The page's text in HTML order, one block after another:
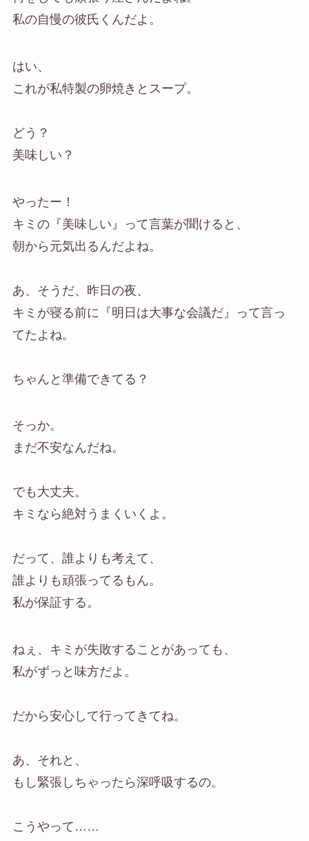
私の自慢の彼氏くんだよ。
はい、
これが私特製の卵焼きとスープ。
どう？
美味しい？
やったー！
キミの『美味しい』って言葉が聞けると、
朝から元気出るんだよね。
あ、そうだ、昨日の夜、
キミが寝る前に『明日は大事な会議だ』って言っ
てたよね。
ちゃんと準備できてる？
そっか。
まだ不安なんだね。
でも大丈夫。
キミなら絶対うまくいくよ。
だって、誰よりも考えて、
誰よりも頑張ってるもん。
私が保証する。
ねぇ、キミが失敗することがあっても、
私がずっと味方だよ。
だから安心して行ってきてね。
あ、それと、
もし緊張しちゃったら深呼吸するの。
こうやって……